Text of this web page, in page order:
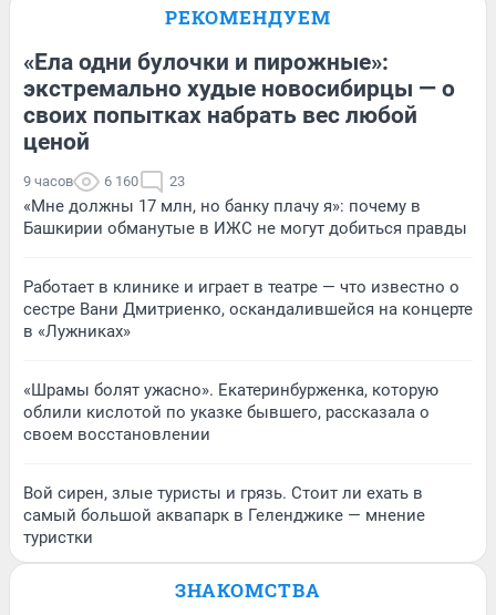
РЕКОМЕНДУЕМ
«Ела одни булочки и пирожные»:
экстремально худые новосибирцы — о
своих попытках набрать вес любой
ценой
9 часов 6 160 23
«Мне должны 17 млн, но банку плачу я»: почему в
Башкирии обманутые в ИЖС не могут добиться правды
Работает в клинике и играет в театре — что известно о
сестре Вани Дмитриенко, оскандалившейся на концерте
в «Лужниках»
«Шрамы болят ужасно». Екатеринбурженка, которую
облили кислотой по указке бывшего, рассказала о
своем восстановлении
Вой сирен, злые туристы и грязь. Стоит ли ехать в
самый большой аквапарк в Геленджике — мнение
туристки
ЗНАКОМСТВА